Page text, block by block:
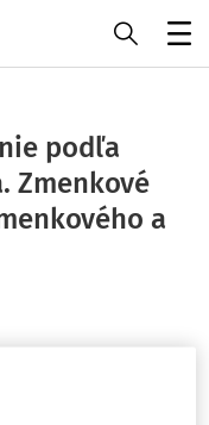
podľa
Zmenkové
a